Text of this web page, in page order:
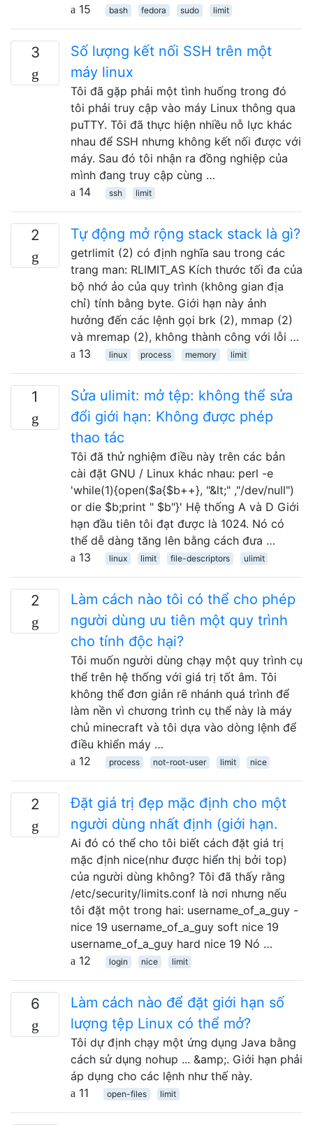
15 bash fedora sudo limit
3
Số lượng kết nối SSH trên một
máy linux
Tôi đã gặp phải một tình huống trong đó
tôi phải truy cập vào máy Linux thông qua
puTTY. Tôi đã thực hiện nhiều nỗ lực khác
nhau để SSH nhưng không kết nối được với
máy. Sau đó tôi nhận ra đồng nghiệp của
mình đang truy cập cùng …
14
ssh limit
2 Tự động mở rộng stack stack là gì?
getrlimit (2) có định nghĩa sau trong các
trang man: RLIMIT_AS Kích thước tối đa của
bộ nhớ ảo của quy trình (không gian địa
chỉ) tính bằng byte. Giới hạn này ảnh
hưởng đến các lệnh gọi brk (2), mmap (2)
và mremap (2), không thành công với lỗi …
13
linux process memory limit
1
Sửa ulimit: mở tệp: không thể sửa
đổi giới hạn: Không được phép
thao tác
Tôi đã thử nghiệm điều này trên các bản
cài đặt GNU / Linux khác nhau: perl -e
'while(1){open($a{$b++}, "&lt;" ,"/dev/null")
or die $b;print " $b"}' Hệ thống A và D Giới
hạn đầu tiên tôi đạt được là 1024. Nó có
thể dễ dàng tăng lên bằng cách đưa …
13
linux limit file-descriptors ulimit
2
Làm cách nào tôi có thể cho phép
người dùng ưu tiên một quy trình
cho tính độc hại?
Tôi muốn người dùng chạy một quy trình cụ
thể trên hệ thống với giá trị tốt âm. Tôi
không thể đơn giản rẽ nhánh quá trình để
làm nền vì chương trình cụ thể này là máy
chủ minecraft và tôi dựa vào dòng lệnh để
điều khiển máy …
12
process not-root-user limit nice
2
Đặt giá trị đẹp mặc định cho một
người dùng nhất định (giới hạn.
Ai đó có thể cho tôi biết cách đặt giá trị
mặc định nice(như được hiển thị bởi top)
của người dùng không? Tôi đã thấy rằng
/etc/security/limits.conf là nơi nhưng nếu
tôi đặt một trong hai: username_of_a_guy -
nice 19 username_of_a_guy soft nice 19
username_of_a_guy hard nice 19 Nó …
12
login nice limit
6
Làm cách nào để đặt giới hạn số
lượng tệp Linux có thể mở?
Tôi dự định chạy một ứng dụng Java bằng
cách sử dụng nohup ... &amp;. Giới hạn phải
áp dụng cho các lệnh như thế này.
11
open-files limit